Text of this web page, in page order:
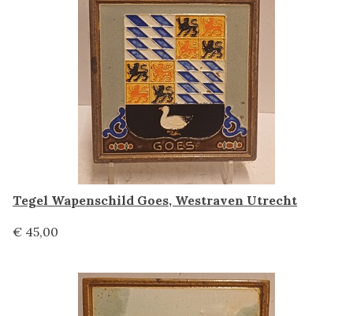
Tegel Wapenschild Goes, Westraven Utrecht
€ 45,00